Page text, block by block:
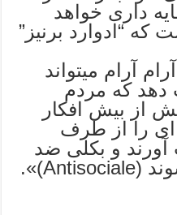
داری خواهد
که “ادوارد برنیز”
آرام میتواند
دهد که مردم
از بیش افکار
ای را از طرف
آورند و بکلی ضد
نظام سرمایه داری شوند (Antisociale)».